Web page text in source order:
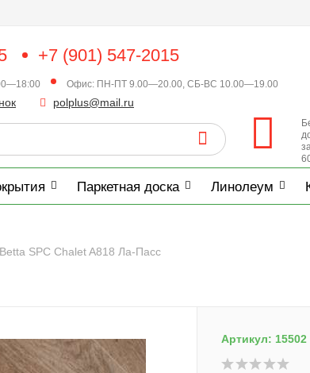
+7 (901) 547-2015
Офис: ПН-ПТ 9.00—20.00, СБ-ВС 10.00—19.00
polplus@mail.ru
Паркетная доска Линолеум
SPC Chalet A818 Ла-Пасс
Артикул: 15502